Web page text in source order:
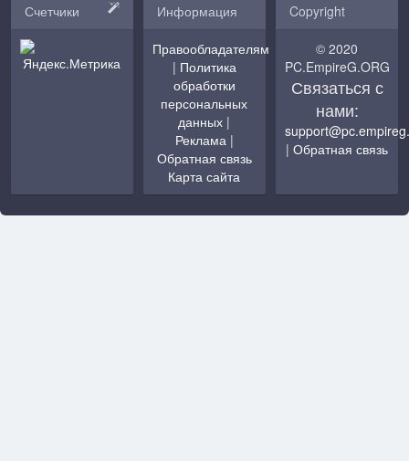
Счетчики Информация
Правообладателям
| Политика
обработки
персональных
данных |
Реклама |
Обратная связь
Карта сайта
Copyright
© 2020
PC.EmpireG.ORG
Связаться с
нами:
|Обратная связь